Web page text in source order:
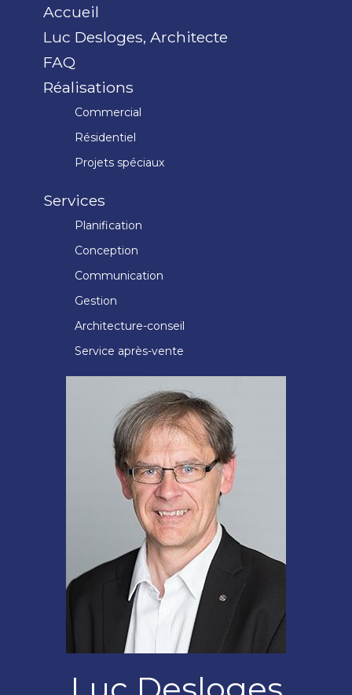
Accueil
Luc Desloges, Architecte
FAQ
Réalisations
Commercial
Résidentiel
Projets spéciaux
Services
Planification
Conception
Communication
Gestion
Architecture-conseil
Service après-vente